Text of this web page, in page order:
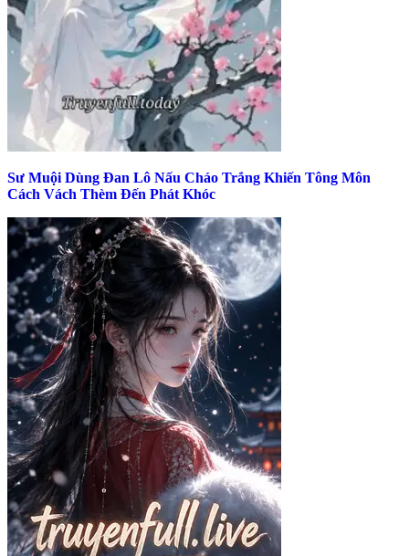
Sư Muội Dùng Đan Lô Nấu Cháo Trắng Khiến Tông Môn
Cách Vách Thèm Đến Phát Khóc